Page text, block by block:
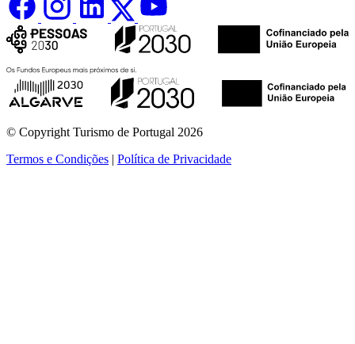
© Copyright Turismo de Portugal 2026
Termos e Condições | Política de Privacidade